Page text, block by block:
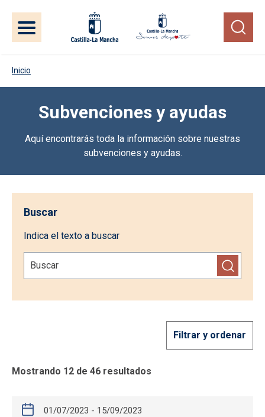
Inicio
Subvenciones y ayudas
Aquí encontrarás toda la información sobre nuestras
subvenciones y ayudas.
Buscar
Indica el texto a buscar
Mostrando 12 de 46 resultados
Filtrar y ordenar
01/07/2023 - 15/09/2023